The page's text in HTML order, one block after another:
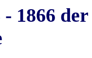
- 1866